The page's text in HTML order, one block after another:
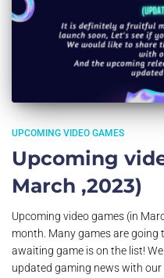
UPCOMING VIDEO GAMES
Upcoming
March ,2023)
Upcoming video games (in
month. Many games are going
awaiting game is on the list!
updated gaming news with